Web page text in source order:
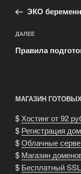
записям
запись:
ЭКО
Следующая
запись
ДАЛЕЕ
Правила
МАГАЗИН
$Хостинг от 92
$ Регистрация
$Облачные
$ Магазин
$ Бесплатный SSL